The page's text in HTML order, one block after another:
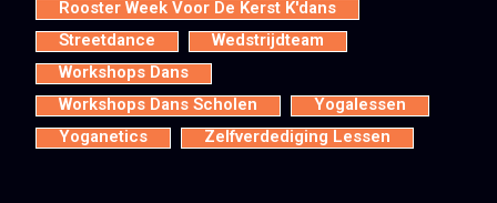
Rooster Week Voor De Kerst K'dans
Streetdance
Wedstrijdteam
Workshops Dans
Workshops Dans Scholen
Yogalessen
Yoganetics
Zelfverdediging Lessen